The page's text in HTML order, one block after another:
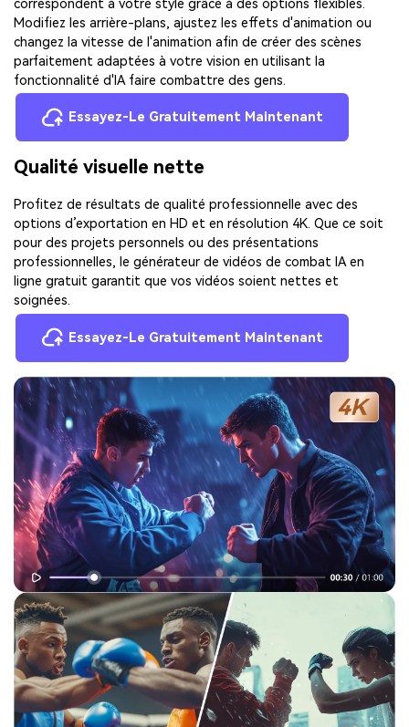
correspondent à votre style grâce à des options flexibles.
Modifiez les arrière-plans, ajustez les effets d'animation ou
changez la vitesse de l'animation afin de créer des scènes
parfaitement adaptées à votre vision en utilisant la
fonctionnalité d'IA faire combattre des gens.
Essayez-Le Gratuitement Maintenant
Qualité visuelle nette
Profitez de résultats de qualité professionnelle avec des
options d’exportation en HD et en résolution 4K. Que ce soit
pour des projets personnels ou des présentations
professionnelles, le générateur de vidéos de combat IA en
ligne gratuit garantit que vos vidéos soient nettes et
soignées.
Essayez-Le Gratuitement Maintenant